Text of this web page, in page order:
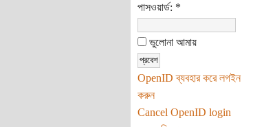
পাসওয়ার্ড: *
ভুলোনা আমায়
OpenID ব্যবহার করে লগইন
করুন
Cancel OpenID login